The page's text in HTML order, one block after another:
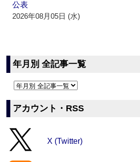
公表
2026年08月05日 (水)
年月別 全記事一覧
アカウント・RSS
X (Twitter)